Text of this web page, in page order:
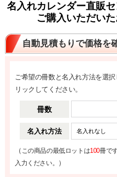
名入れカレンダー直販
ご購入いただい
自動見積もりで価格を
ご希望の冊数と名入れ方法を選
リックしてください。
冊数
名入れ方法
（ この商品の最低ロットは100冊です
入力ください。
）